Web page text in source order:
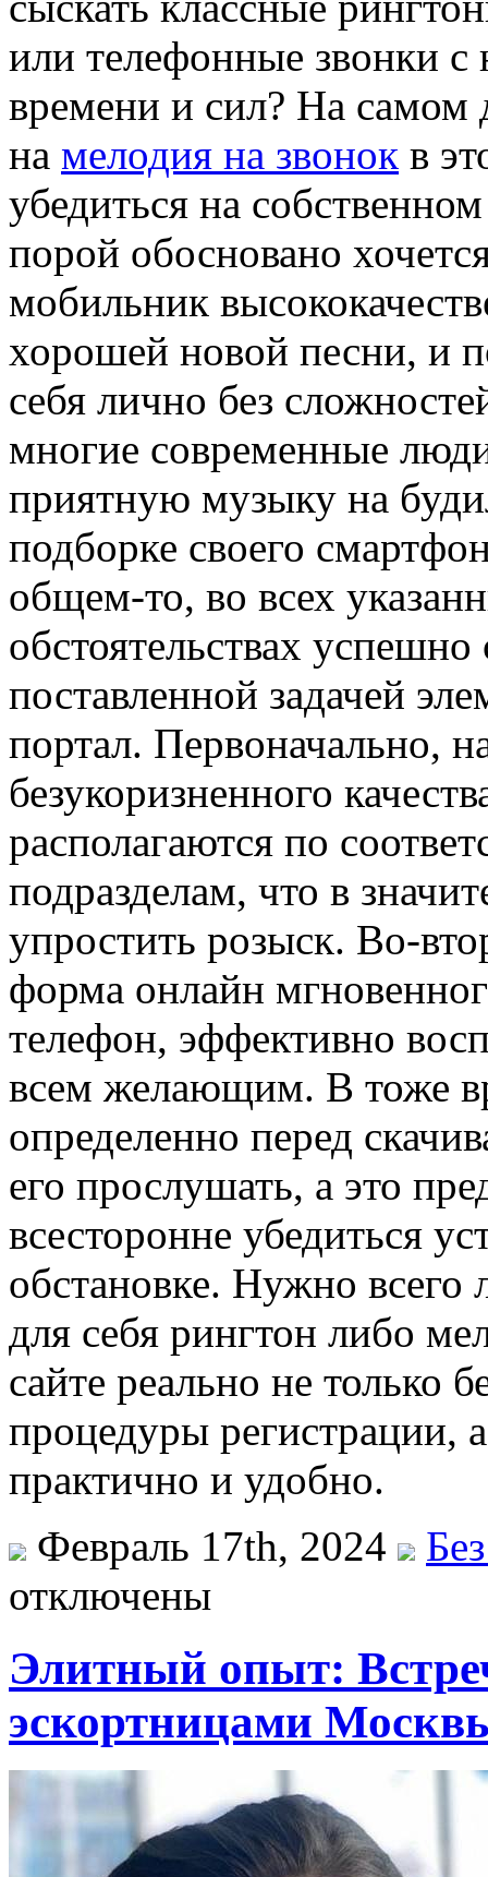
или телефонные звонки
времени и сил? На самом
на мелодия на звонок в
убедиться на
порой обосновано
мобильник
хорошей новой песни, и
себя лично без
многие современные
приятную музыку на
подборке своего
общем-то, во всех
обстоятельствах
поставленной задачей
портал. Первоначально,
безукоризненного
располагаются по
подразделам, что в
упростить розыск. Во-
форма онлайн
телефон, эффективно
всем желающим. В тоже
определенно перед
его прослушать, а это
всесторонне убедиться
обстановке. Нужно всего
для себя рингтон либо
сайте реально не только
процедуры регистрации,
практично и удобно.
Февраль 17th, 2024
отключены
Элитный опыт:
эскортницами